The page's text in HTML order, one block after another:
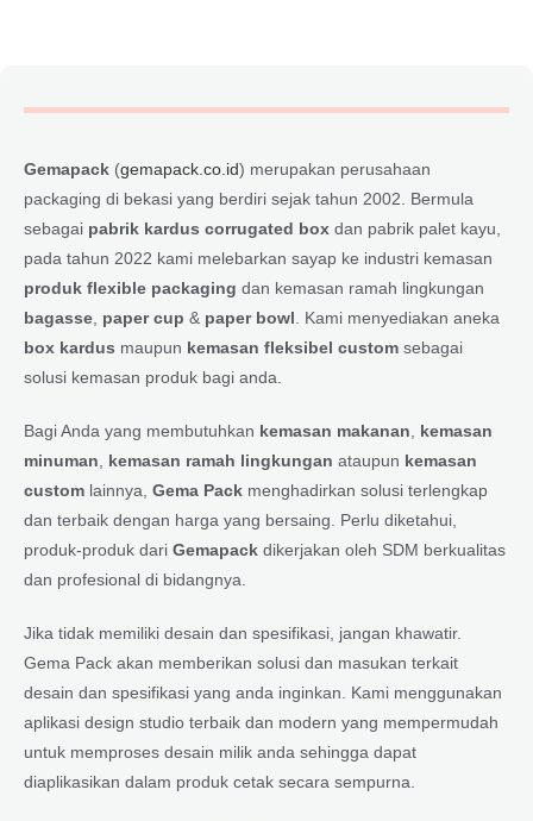
Gemapack (gemapack.co.id) merupakan perusahaan
packaging di bekasi yang berdiri sejak tahun 2002. Bermula
sebagai pabrik kardus corrugated box dan pabrik palet kayu,
pada tahun 2022 kami melebarkan sayap ke industri kemasan
produk flexible packaging dan kemasan ramah lingkungan
bagasse paper cup & paper bowl . Kami menyediakan aneka
box kardus maupun kemasan fleksibel custom sebagai
solusi kemasan produk bagi anda.
Bagi Anda yang membutuhkan kemasan makanan
kemasan
minuman
kemasan ramah lingkungan ataupun kemasan
custom lainnya, Gema Pack menghadirkan solusi terlengkap
dan terbaik dengan harga yang bersaing. Perlu diketahui,
produk-produk dari Gemapack dikerjakan oleh SDM berkualitas
dan profesional di bidangnya.
Jika tidak memiliki desain dan spesifikasi, jangan khawatir.
Gema Pack akan memberikan solusi dan masukan terkait
desain dan spesifikasi yang anda inginkan. Kami menggunakan
aplikasi design studio terbaik dan modern yang mempermudah
untuk memproses desain milik anda sehingga dapat
diaplikasikan dalam produk cetak secara sempurna.